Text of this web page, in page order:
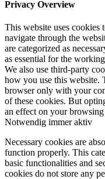
Privacy Overview
This website uses
navigate through the
are categorized as
as essential for the
We also use third-party
how you use this website.
browser only with your
of these cookies. But
an effect on your browsing
Notwendig immer aktiv
Necessary cookies are
function properly. This
basic functionalities and
cookies do not store any